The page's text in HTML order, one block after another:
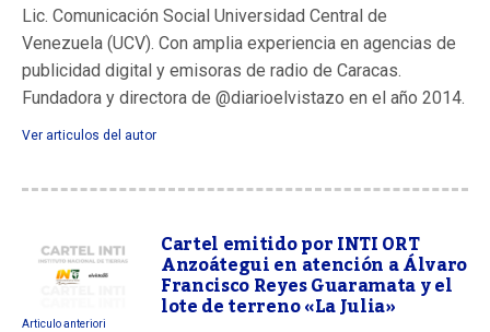
Lic. Comunicación Social Universidad Central de
Venezuela (UCV). Con amplia experiencia en agencias de
publicidad digital y emisoras de radio de Caracas.
Fundadora y directora de @diarioelvistazo en el año 2014.
Ver articulos del autor
Cartel emitido por INTI ORT
Anzoátegui en atención a Álvaro
Francisco Reyes Guaramata y el
lote de terreno «La Julia»
Articulo anteriori